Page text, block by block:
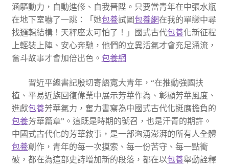
涵驅動力，自動進修、自我晉陞。只要當青年在中張水瓶
在地下室嚇了一跳：「她包養試圖包養網在我的單戀中尋
找邏輯結構！天秤座太可怕了！」國式古代包養化新征程
上輕裝上陣、安心奔馳，他們的立異活氣才會充足涌流，
奮斗故事才會加倍出色。 包養網
習近平總書記殷切寄語寬大青年，“在推動強國扶
植、平易近族回復偉業中展示芳華作為、彰顯芳華風度、
進獻包養芳華氣力，奮力書寫為中國式古代化挺膺擔負的
包養芳華篇章”。這既是時期的號召，也是汗青的期許。
中國式古代化的芳華敘事，是一部洶湧澎湃的所有人全體
包養創作，青年的每一次摸索、每一份苦守、每一點衝
破，都在為這部史詩增加新的段落，都在以包養舉動詮釋